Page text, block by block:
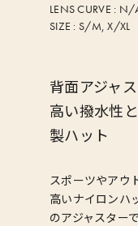
LENS CURVE : N/
SIZE : S/M, X/XL
背面アジャ
高い撥水性
製ハット
スポーツやアウ
高いナイロンハ
のアジャスター